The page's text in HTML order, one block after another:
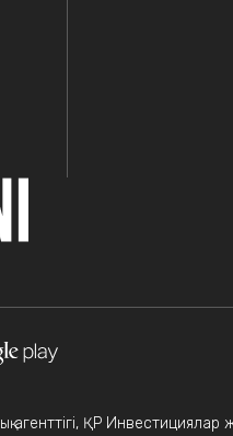
ҚР Инвестициялар